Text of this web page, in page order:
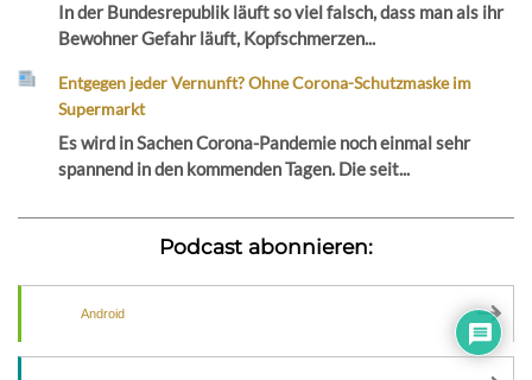
In der Bundesrepublik läuft so viel falsch, dass man als ihr
Bewohner Gefahr läuft, Kopfschmerzen...
Entgegen jeder Vernunft? Ohne Corona-Schutzmaske im
Supermarkt
Es wird in Sachen Corona-Pandemie noch einmal sehr
spannend in den kommenden Tagen. Die seit...
Podcast abonnieren:
Android